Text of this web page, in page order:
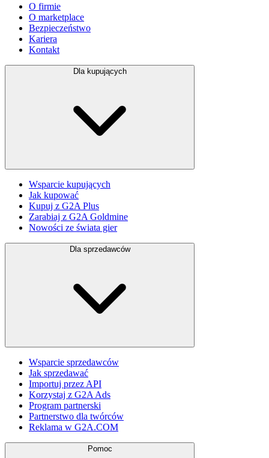
O firmie
O marketplace
Bezpieczeństwo
Kariera
Kontakt
Dla kupujących
Wsparcie kupujących
Jak kupować
Kupuj z G2A Plus
Zarabiaj z G2A Goldmine
Nowości ze świata gier
Dla sprzedawców
Wsparcie sprzedawców
Jak sprzedawać
Importuj przez API
Korzystaj z G2A Ads
Program partnerski
Partnerstwo dla twórców
Reklama w G2A.COM
Pomoc